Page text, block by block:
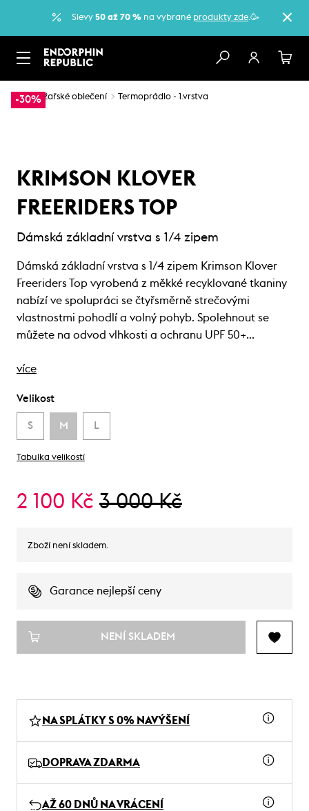
Slevy 50 až 70 % na vybrané produkty zde.🥳
-30%
… Lyžařské oblečení Termoprádlo - 1.vrstva
KRIMSON KLOVER
FREERIDERS TOP
Dámská základní vrstva s 1/4 zipem
Dámská základní vrstva s 1/4 zipem Krimson Klover
Freeriders Top vyrobená z měkké recyklované tkaniny
nabízí ve spolupráci se čtyřsměrně strečovými
vlastnostmi pohodlí a volný pohyb. Spolehnout se
můžete na odvod vlhkosti a ochranu UPF 50+…
více
Velikost
S M L
Tabulka velikostí
2 100 Kč 3 000 Kč
Zboží není skladem.
Garance nejlepší ceny
NENÍ SKLADEM
NA SPLÁTKY S 0% NAVÝŠENÍ
DOPRAVA ZDARMA
AŽ 60 DNŮ NA VRÁCENÍ